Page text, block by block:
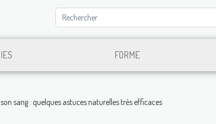
FORME
sang : quelques astuces naturelles très efficaces